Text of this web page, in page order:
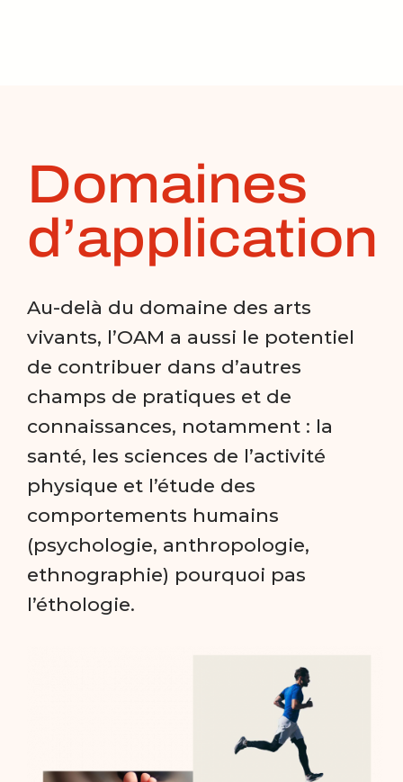
Domaines
d’application
Au-delà du domaine des arts
vivants, l’OAM a aussi le potentiel
de contribuer dans d’autres
champs de pratiques et de
connaissances, notamment : la
santé, les sciences de l’activité
physique et l’étude des
comportements humains
(psychologie, anthropologie,
ethnographie) pourquoi pas
l’éthologie.